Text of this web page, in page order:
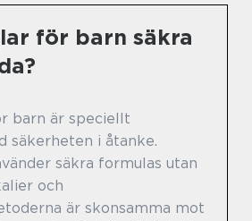
för barn säkra
barn är speciellt
säkerheten i åtanke.
säkra formulas utan
och
är skonsamma mot